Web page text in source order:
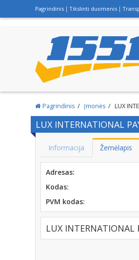
Pagrindinis Tikslinti duomenis
Pagrindinis Įmonės LUX
LUX INTERNATIONAL
Informacija Žemėlapis
Adresas:
Kodas:
PVM kodas:
LUX